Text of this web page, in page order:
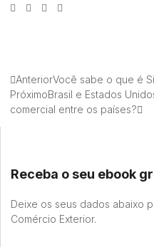
AnteriorVocê sabe o que é
PróximoBrasil e Estados
comercial entre os países?
Receba o seu ebook
Deixe os seus dados abaixo
Comércio Exterior.